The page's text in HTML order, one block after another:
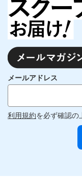
メールアドレス
利用規約を必ず確認の